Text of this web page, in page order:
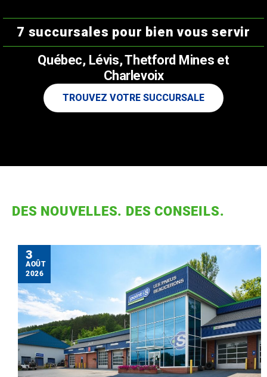
7 succursales pour bien vous servir
Québec, Lévis, Thetford Mines et
Charlevoix
TROUVEZ VOTRE SUCCURSALE
DES NOUVELLES. DES CONSEILS.
3
AOÛT
2026